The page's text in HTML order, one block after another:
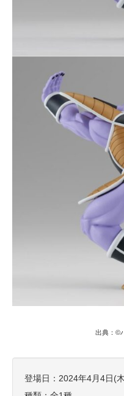
出典：©
登場日：2024年4月4日(